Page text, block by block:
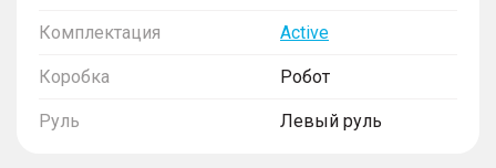
Комплектация Active
Коробка Робот
Руль Левый руль